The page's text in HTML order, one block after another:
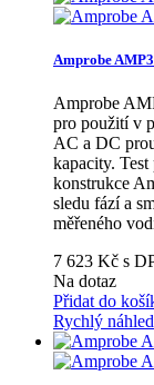
Amprobe
Amprobe
pro použití v
AC a DC
kapacity.
konstrukce
sledu fází a
měřeného
7 623 Kč s
Na dotaz
Přidat do
Rychlý náhled